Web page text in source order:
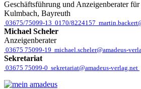
Geschäftsführung und Anzeigenberater
Kulmbach, Bayreuth
03675/75099-13 0170/8224157
Michael Scheler
Anzeigenberater
03675 75099-19 michael.scheler@amadeus-
Sekretariat
03675 75099-0 sekretariat@amadeus-verlag.net